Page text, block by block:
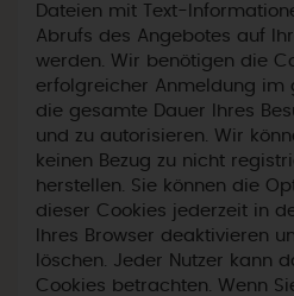
Dateien mit Text-
Abrufs des Angebotes auf
werden. Wir benötigen die
erfolgreicher Anmeldung im
die gesamte Dauer Ihres
und zu autorisieren. Wir
keinen Bezug zu nicht
herstellen. Sie können die
dieser Cookies jederzeit in
Ihres Browser deaktivieren
löschen. Jeder Nutzer kann
Cookies betrachten. Wenn